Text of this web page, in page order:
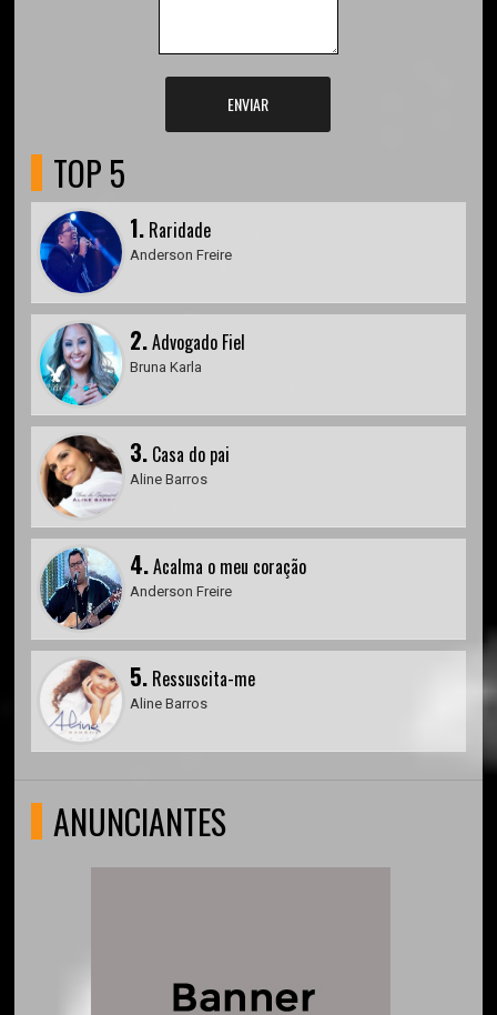
ENVIAR
TOP 5
1. Raridade
Anderson Freire
2.Advogado Fiel
Bruna Karla
3. Casa do pai
Aline Barros
4.Acalma o meu coração
Anderson Freire
5. Ressuscita-me
Aline Barros
ANUNCIANTES